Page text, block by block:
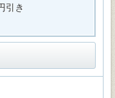
引き